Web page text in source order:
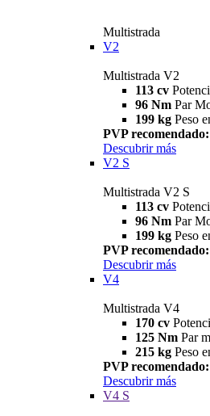
Multistrada
V2
Multistrada V2
113 cv
96 Nm Par
199 kg Peso
PVP
Descubrir más
V2 S
Multistrada V2 S
113 cv
96 Nm Par
199 kg Peso
PVP
Descubrir más
V4
Multistrada V4
170 cv
125 Nm Par
215 kg Peso
PVP
Descubrir más
V4 S